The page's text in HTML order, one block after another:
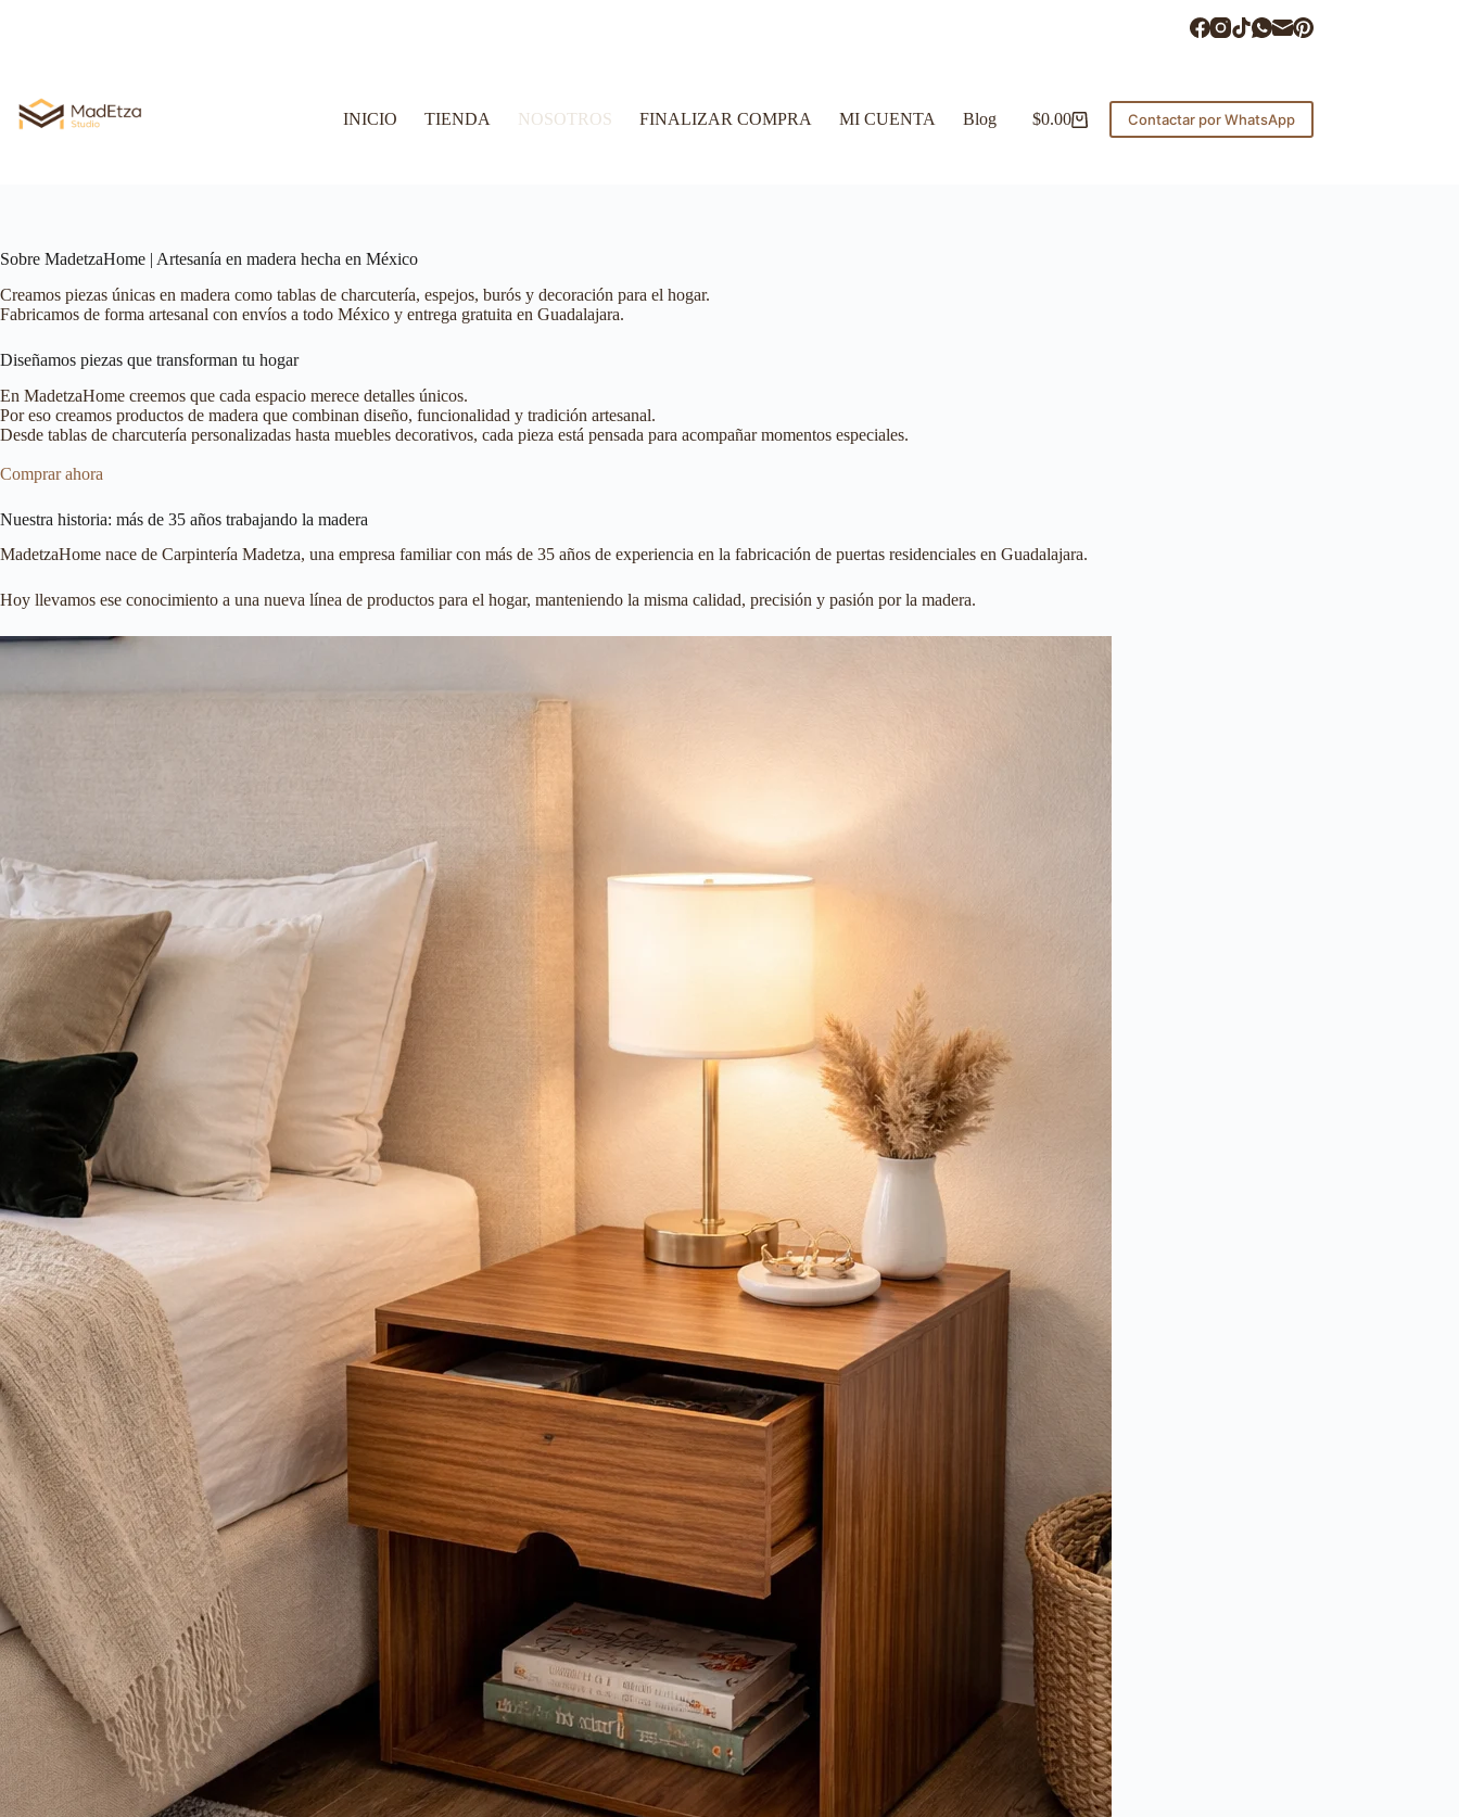
INICIO TIENDA NOSOTROS FINALIZAR COMPRA MI CUENTA Blog $0.00 Contactar por WhatsApp
Sobre MadetzaHome | Artesanía en madera hecha en México
Creamos piezas únicas en madera como tablas de charcutería, espejos, burós y decoración para el hogar.
Fabricamos de forma artesanal con envíos a todo México y entrega gratuita en Guadalajara.
Diseñamos piezas que transforman tu hogar
En MadetzaHome creemos que cada espacio merece detalles únicos.
Por eso creamos productos de madera que combinan diseño, funcionalidad y tradición artesanal.
Desde tablas de charcutería personalizadas hasta muebles decorativos, cada pieza está pensada para acompañar momentos especiales.
Comprar ahora
Nuestra historia: más de 35 años trabajando la madera
MadetzaHome nace de Carpintería Madetza, una empresa familiar con más de 35 años de experiencia en la fabricación de puertas residenciales en Guadalajara.
Hoy llevamos ese conocimiento a una nueva línea de productos para el hogar, manteniendo la misma calidad, precisión y pasión por la madera.